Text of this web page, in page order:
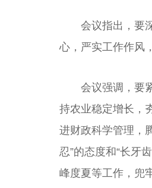
会议指出，要深
心，严实工作作风
会议强调，要紧
持农业稳定增长，
进财政科学管理，
忍”的态度和“长牙
峰度夏等工作，兜